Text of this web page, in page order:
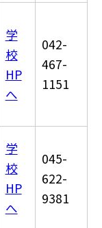
学
校
HP
へ
042-
467-
1151
学
校
HP
へ
045-
622-
9381